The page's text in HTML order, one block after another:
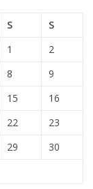
S
S
1
2
8
9
15
16
22
23
29
30